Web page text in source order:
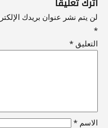
لن يتم نشر عنوان بريدك
*
التعليق *
الاسم *